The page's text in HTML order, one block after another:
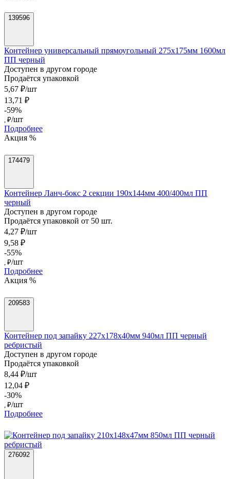
139596
Контейнер универсальный прямоугольный 275х175мм 1600мл
ПП черный
Доступен в другом городе
Продаётся упаковкой
5,67 ₽/шт
13,71 ₽
-59%
, ₽/шт
Подробнее
Акция %
174479
Контейнер Ланч-бокс 2 секции 190х144мм 400/400мл ПП
черный
Доступен в другом городе
Продаётся упаковкой от 50 шт.
4,27 ₽/шт
9,58 ₽
-55%
, ₽/шт
Подробнее
Акция %
209583
Контейнер под запайку 227х178х40мм 940мл ПП черный
ребристый
Доступен в другом городе
Продаётся упаковкой
8,44 ₽/шт
12,04 ₽
-30%
, ₽/шт
Подробнее
276092